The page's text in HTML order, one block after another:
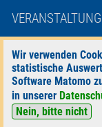
Wir verwenden
statistische
Software Matomo
in unserer
Nein, bitte nicht